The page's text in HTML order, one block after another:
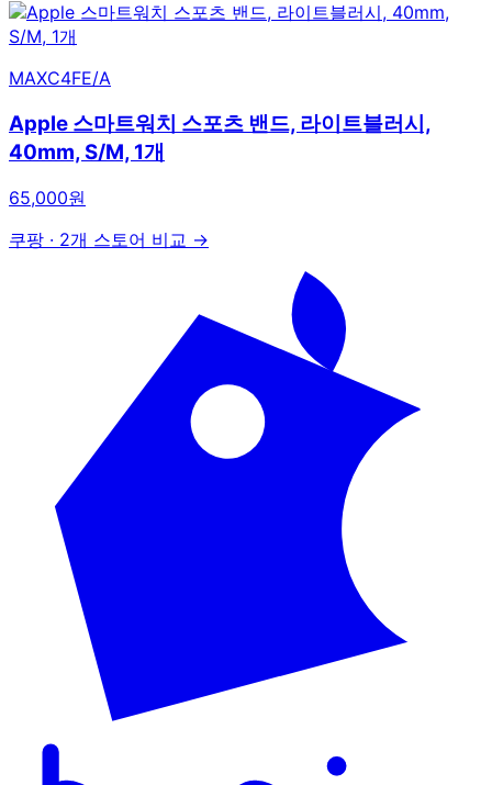
MAXC4FE/A
Apple 스마트워치 스포츠 밴드, 라이트블러시,
40mm, S/M, 1개
65,000원
쿠팡 · 2개 스토어 비교 →